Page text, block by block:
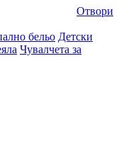
Отвори
бельо Детски
Чувалчета за